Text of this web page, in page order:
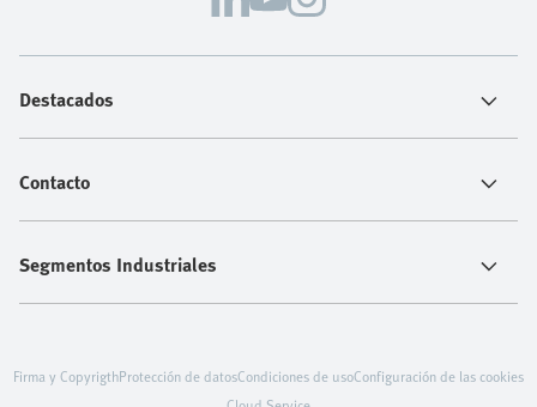
Destacados
Contacto
Segmentos Industriales
Firma y CopyrigthProtección de datosCondiciones de usoConfiguración de las cookies